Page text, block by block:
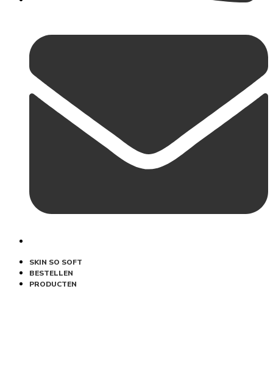
SKIN SO SOFT
BESTELLEN
PRODUCTEN